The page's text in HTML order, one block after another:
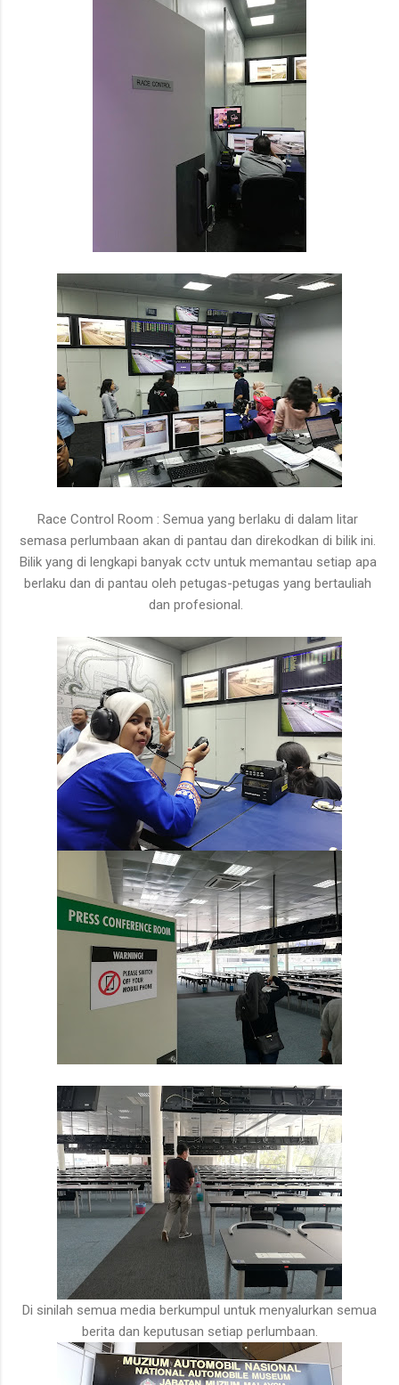
Race Control Room : Semua yang berlaku di dalam litar
semasa perlumbaan akan di pantau dan direkodkan di bilik ini.
Bilik yang di lengkapi banyak cctv untuk memantau setiap apa
berlaku dan di pantau oleh petugas-petugas yang bertauliah
dan profesional.
Di sinilah semua media berkumpul untuk menyalurkan semua
berita dan keputusan setiap perlumbaan.